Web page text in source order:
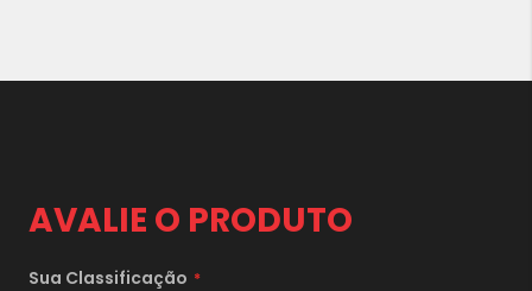
AVALIE O PRODUTO
Sua Classificação